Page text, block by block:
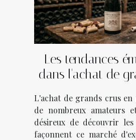
Les tendances
dans l'achat de
L'achat de grands crus
de nombreux amateurs
désireux de découvrir les
façonnent ce marché